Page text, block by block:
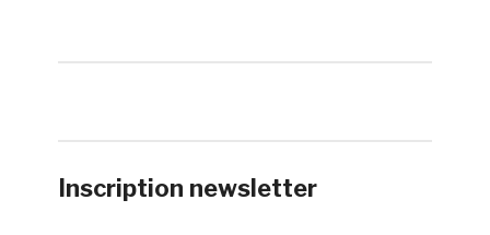
Inscription newsletter